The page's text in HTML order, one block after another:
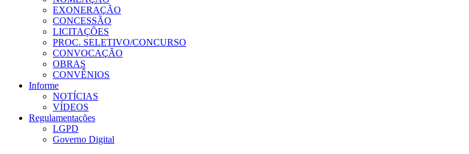
EXONERAÇÃO
CONCESSÃO
LICITAÇÕES
PROC. SELETIVO/CONCURSO
CONVOCAÇÃO
OBRAS
CONVÊNIOS
Informe
NOTÍCIAS
VÍDEOS
Regulamentações
LGPD
Governo Digital